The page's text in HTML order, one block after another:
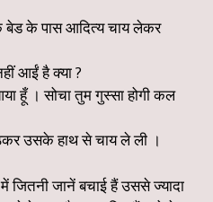
के पास आदित्य चाय लेकर
आईं है क्या ?
हूँ । सोचा तुम गुस्सा होगी कल
उसके हाथ से चाय ले ली ।
जितनी जानें बचाई हैं उससे ज्यादा